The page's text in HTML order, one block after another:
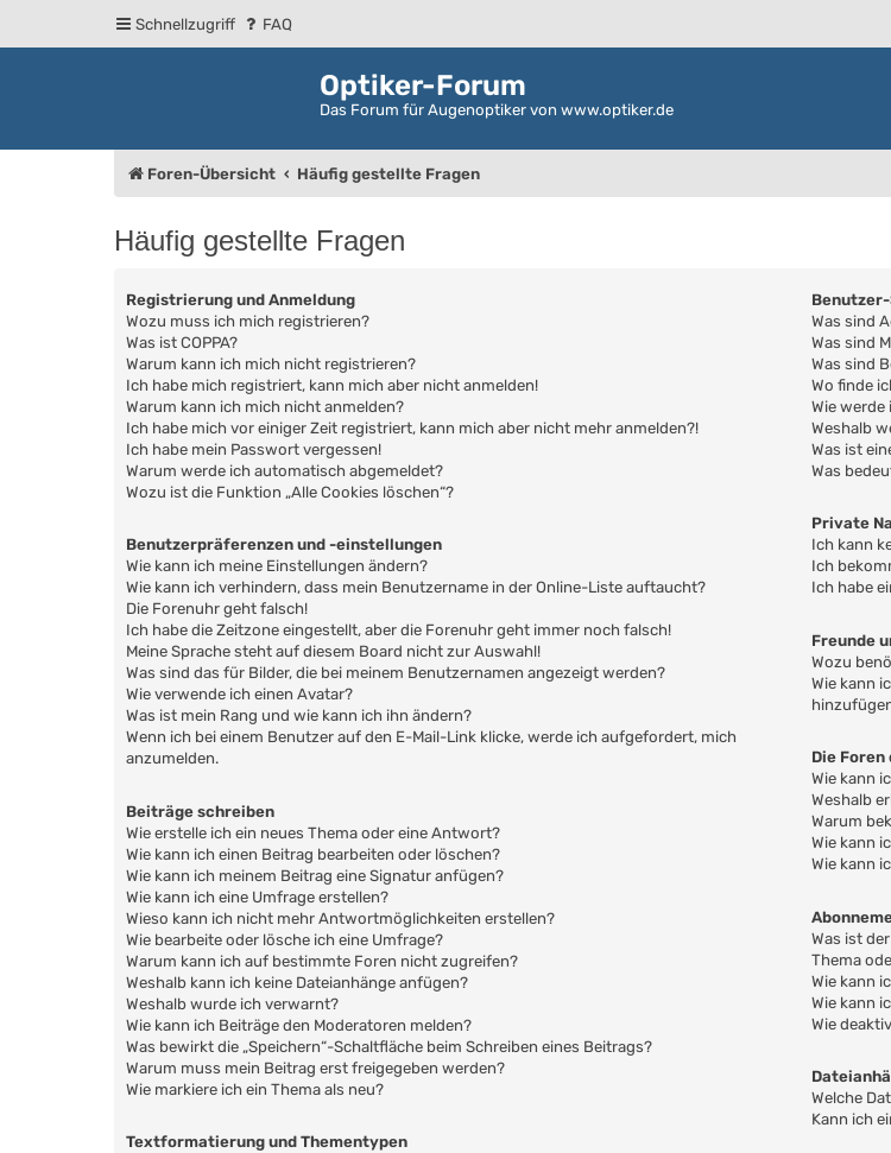
Schnellzugriff FAQ
Optiker-Forum
Das Forum für Augenoptiker von www.optiker.de
Foren-Übersicht Häufig gestellte Fragen
Häufig gestellte Fragen
Registrierung und Anmeldung
Wozu muss ich mich registrieren?
Was ist COPPA?
Warum kann ich mich nicht registrieren?
Ich habe mich registriert, kann mich aber nicht anmelden!
Warum kann ich mich nicht anmelden?
Ich habe mich vor einiger Zeit registriert, kann mich aber nicht mehr anmelden?!
Ich habe mein Passwort vergessen!
Warum werde ich automatisch abgemeldet?
Wozu ist die Funktion „Alle Cookies löschen“?
Benutzerpräferenzen und -einstellungen
Wie kann ich meine Einstellungen ändern?
Wie kann ich verhindern, dass mein Benutzername in der Online-Liste auftaucht?
Die Forenuhr geht falsch!
Ich habe die Zeitzone eingestellt, aber die Forenuhr geht immer noch falsch!
Meine Sprache steht auf diesem Board nicht zur Auswahl!
Was sind das für Bilder, die bei meinem Benutzernamen angezeigt werden?
Wie verwende ich einen Avatar?
Was ist mein Rang und wie kann ich ihn ändern?
Wenn ich bei einem Benutzer auf den E-Mail-Link klicke, werde ich aufgefordert, mich
anzumelden.
Beiträge schreiben
Wie erstelle ich ein neues Thema oder eine Antwort?
Wie kann ich einen Beitrag bearbeiten oder löschen?
Wie kann ich meinem Beitrag eine Signatur anfügen?
Wie kann ich eine Umfrage erstellen?
Wieso kann ich nicht mehr Antwortmöglichkeiten erstellen?
Wie bearbeite oder lösche ich eine Umfrage?
Warum kann ich auf bestimmte Foren nicht zugreifen?
Weshalb kann ich keine Dateianhänge anfügen?
Weshalb wurde ich verwarnt?
Wie kann ich Beiträge den Moderatoren melden?
Was bewirkt die „Speichern“-Schaltfläche beim Schreiben eines Beitrags?
Warum muss mein Beitrag erst freigegeben werden?
Wie markiere ich ein Thema als neu?
Textformatierung und Thementypen
Was sind
Was sind
Was sind
Wo finde
Wie werde
Weshalb
Was ist
Was
Private
Ich kann
Ich
Ich habe
Freunde
Wozu
Wie kann
Die
Wie kann
Weshalb
Warum
Wie kann
Wie kann
Was ist
Thema
Wie kann
Wie kann
Wie
Welche
Kann ich